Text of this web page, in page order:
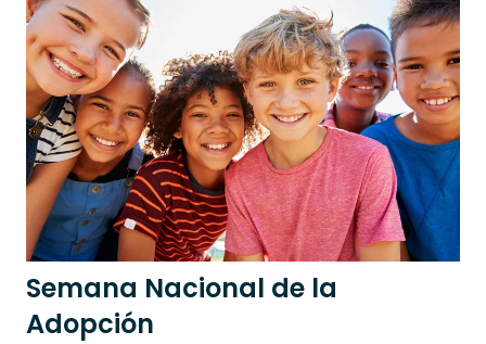
Semana Nacional de la
Adopción